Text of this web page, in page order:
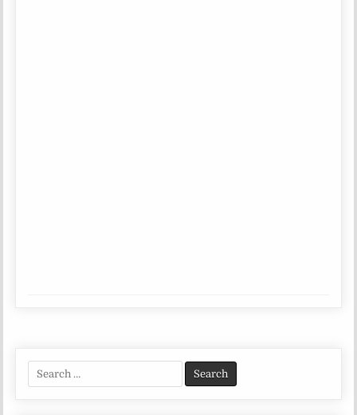
Search
for: